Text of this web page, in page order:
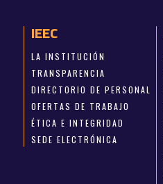
IEEC
LA INSTITUCIÓN
TRANSPARENCIA
DIRECTORIO DE PERSONAL
OFERTAS DE TRABAJO
ÉTICA E INTEGRIDAD
SEDE ELECTRÓNICA